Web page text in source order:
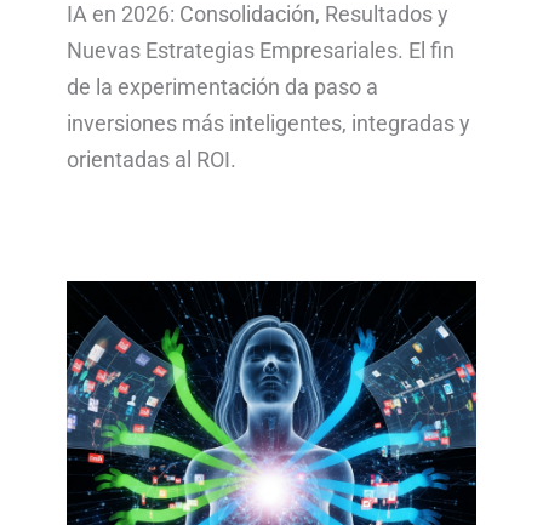
IA en 2026: Consolidación, Resultados y
Nuevas Estrategias Empresariales. El fin
de la experimentación da paso a
inversiones más inteligentes, integradas y
orientadas al ROI.